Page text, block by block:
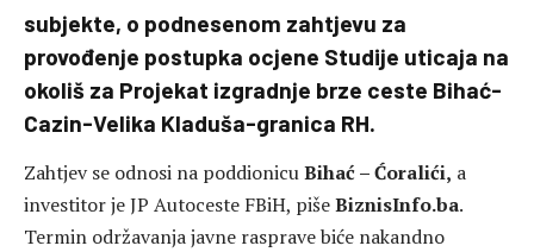
subjekte, o podnesenom zahtjevu za
provođenje postupka ocjene Studije uticaja na
okoliš za Projekat izgradnje brze ceste Bihać-
Cazin-Velika Kladuša-granica RH.
Zahtjev se odnosi na poddionicuBihać – Ćoralići, a
investitor je JP Autoceste FBiH, pišeBiznisInfo.ba.
Termin održavanja javne rasprave biće nakandno